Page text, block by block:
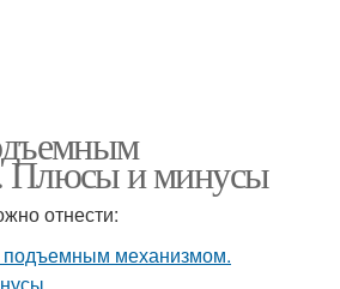
Плюсы и минусы
отнести: